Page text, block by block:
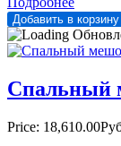
Спальный
Price: